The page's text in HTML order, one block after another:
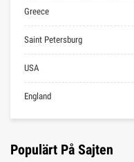
Greece
Saint Petersburg
USA
England
Populärt På Sajten